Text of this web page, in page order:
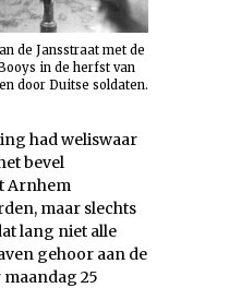
de Jansstraat met de
in de herfst van
door Duitse soldaten.
bevel
Arnhem
maar slechts
lang niet alle
gehoor aan de
25